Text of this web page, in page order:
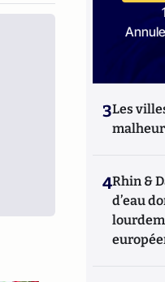
3Les
4Rhin &
d’eau